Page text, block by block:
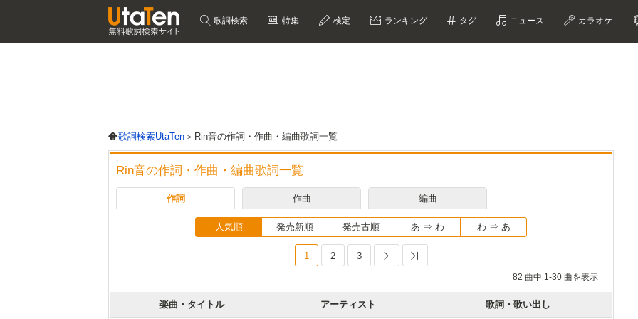
歌詞検索 特集 検定 ランキング タグ ニュース カラオケ
歌詞検索UtaTen Rin音の作詞・作曲・編曲歌詞一覧
Rin音の作詞・作曲・編曲歌詞一覧
作詞 作曲 編曲
人気順 発売新順 発売古順 あ ⇒ わ わ ⇒ あ
1 2 3 Next
82 曲中 1-30 曲を表示
楽曲・タイトル アーティスト 歌詞・歌い出し